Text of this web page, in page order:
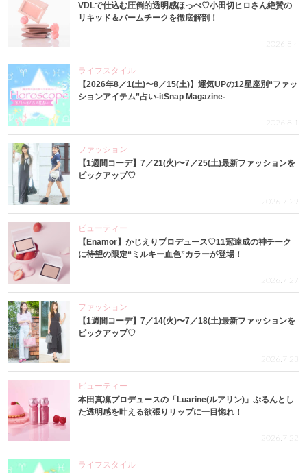
VDLで仕込む圧倒的透明感ほっぺ♡小田切ヒロさん絶賛の
リキッド＆バームチークを徹底解剖！
2026.8.4
ライフスタイル
【2026年8／1(土)〜8／15(土)】運気UPの12星座別“ファッ
ションアイテム”占い-itSnap Magazine-
2026.8.1
ファッション
【1週間コーデ】7／21(火)〜7／25(土)最新ファッションを
ピックアップ♡
2026.7.29
ビューティー
【Enamor】かじえりプロデュース♡11冠達成の神チーク
に待望の限定“ミルキー血色”カラーが登場！
2026.7.27
ファッション
【1週間コーデ】7／14(火)〜7／18(土)最新ファッションを
ピックアップ♡
2026.7.23
ビューティー
本田真凜プロデュースの「Luarine(ルアリン)」ぷるんとし
た透明感を叶える欲張りリップに一目惚れ！
2026.7.22
ライフスタイル